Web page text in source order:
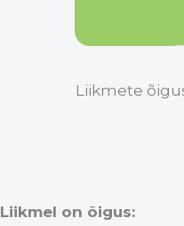
Liikmete
Liikmel on õigus: